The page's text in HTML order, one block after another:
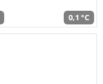
0,1 °C